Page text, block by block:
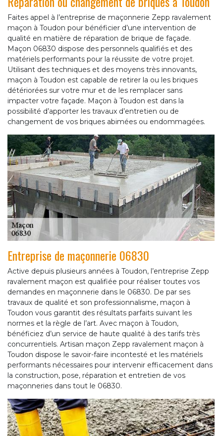
Faites appel à l’entreprise de maçonnerie Zepp ravalement
maçon à Toudon pour bénéficier d’une intervention de
qualité en matière de réparation de brique de façade.
Maçon 06830 dispose des personnels qualifiés et des
matériels performants pour la réussite de votre projet.
Utilisant des techniques et des moyens très innovants,
maçon à Toudon est capable de retirer la ou les briques
détériorées sur votre mur et de les remplacer sans
impacter votre façade. Maçon à Toudon est dans la
possibilité d’apporter les travaux d’entretien ou de
changement de vos briques abimées ou endommagées.
Entreprise de maçonnerie 06830
Active depuis plusieurs années à Toudon, l’entreprise Zepp
ravalement maçon est qualifiée pour réaliser toutes vos
demandes en maçonnerie dans le 06830. De par ses
travaux de qualité et son professionnalisme, maçon à
Toudon vous garantit des résultats parfaits suivant les
normes et la règle de l’art. Avec maçon à Toudon,
bénéficiez d’un service de haute qualité à des tarifs très
concurrentiels. Artisan maçon Zepp ravalement maçon à
Toudon dispose le savoir-faire incontesté et les matériels
performants nécessaires pour intervenir efficacement dans
la construction, pose, réparation et entretien de vos
maçonneries dans tout le 06830.